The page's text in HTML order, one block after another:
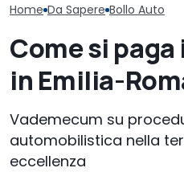
Home Da Sapere Bollo Auto
Come si
in Emilia-
Vademecum su
automobilistica nella
eccellenza